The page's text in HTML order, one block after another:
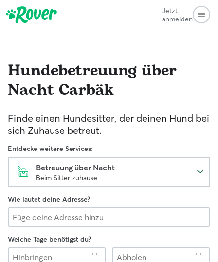
Jetzt
anmelden
Hundebetreuung über
Nacht Carbäk
Finde einen Hundesitter, der deinen Hund bei
sich Zuhause betreut.
Entdecke weitere Services:
Betreuung über Nacht
Beim Sitter zuhause
Wie lautet deine Adresse?
Welche Tage benötigst du?
Hinbringen
Abholen